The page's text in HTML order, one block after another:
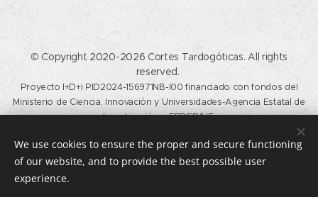
© Copyright 2020-2026 Cortes Tardogóticas. All rights
reserved.
Proyecto I+D+i PID2024-156971NB-I00 financiado con fondos del
Ministerio de Ciencia, Innovación y Universidades-Agencia Estatal de
Investigación y FEDER/UE.
Calle del Profesor Aranguren, s/n, Madrid, 28040. (+34) 91 394 57
historiadelarte@ucm.es
We use cookies to ensure the proper and secure functioning
of our website, and to provide the best possible user
experience.